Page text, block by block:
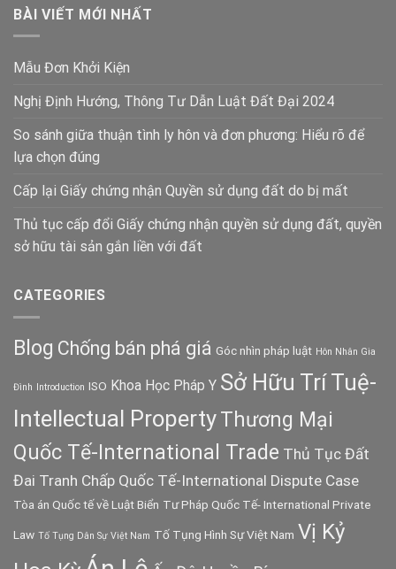
BÀI VIẾT MỚI NHẤT
Mẫu Đơn Khởi Kiện
Nghị Định Hướng, Thông Tư Dẫn Luật Đất Đại 2024
So sánh giữa thuận tình ly hôn và đơn phương: Hiểu rõ để
lựa chọn đúng
Cấp lại Giấy chứng nhận Quyền sử dụng đất do bị mất
Thủ tục cấp đổi Giấy chứng nhận quyền sử dụng đất, quyền
sở hữu tài sản gắn liền với đất
CATEGORIES
Blog Chống bán phá giá Góc nhìn pháp luật Hôn Nhân Gia
Đình Introduction ISO Khoa Học Pháp Y Sở Hữu Trí Tuệ-
Intellectual PropertyThương Mại
Quốc Tế-International Trade Thủ Tục Đất
Đai Tranh Chấp Quốc Tế-International Dispute Case
Tòa án Quốc tế về Luật Biển Tư Pháp Quốc Tế- International Private
Law Tố Tụng Dân Sự Việt Nam Tố Tụng Hình Sự Việt Nam Vị Kỷ